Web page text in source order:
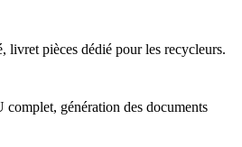
livret pièces dédié pour les recycleurs.
génération des documents